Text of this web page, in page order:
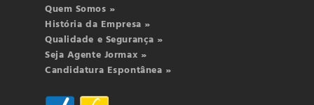
Quem Somos »
História da Empresa »
Qualidade e Segurança »
Seja Agente Jormax »
Candidatura Espontânea »